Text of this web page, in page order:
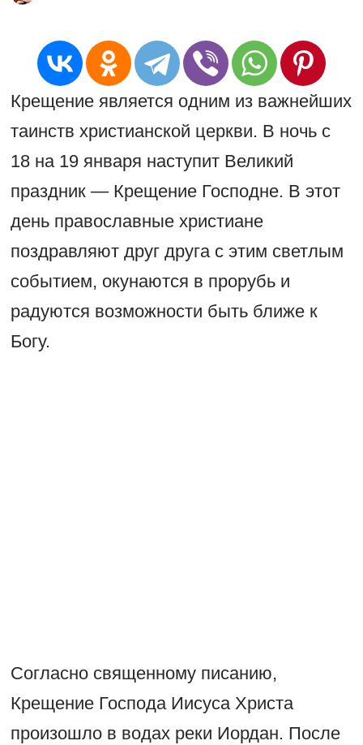
Крещение является одним из важнейших
таинств христианской церкви. В ночь с
18 на 19 января наступит Великий
праздник — Крещение Господне. В этот
день православные христиане
поздравляют друг друга с этим светлым
событием, окунаются в прорубь и
радуются возможности быть ближе к
Богу.
Согласно священному писанию,
Крещение Господа Иисуса Христа
произошло в водах реки Иордан. После